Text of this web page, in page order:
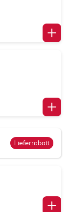
Lieferrabatt